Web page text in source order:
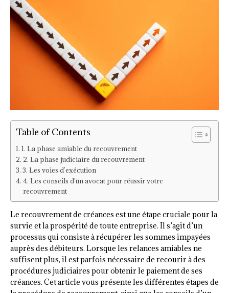
Table of Contents
1. La phase amiable du recouvrement
2. La phase judiciaire du recouvrement
3. Les voies d’exécution
4. Les conseils d’un avocat pour réussir votre
recouvrement
Le recouvrement de créances est une étape cruciale pour la
survie et la prospérité de toute entreprise. Il s’agit d’un
processus qui consiste à récupérer les sommes impayées
auprès des débiteurs. Lorsque les relances amiables ne
suffisent plus, il est parfois nécessaire de recourir à des
procédures judiciaires pour obtenir le paiement de ses
créances. Cet article vous présente les différentes étapes de